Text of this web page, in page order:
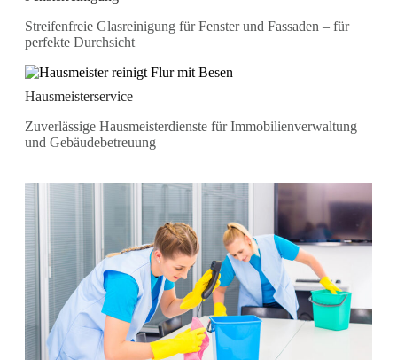
Streifenfreie Glasreinigung für Fenster und Fassaden – für
perfekte Durchsicht
Hausmeisterservice
Zuverlässige Hausmeisterdienste für Immobilienverwaltung
und Gebäudebetreuung